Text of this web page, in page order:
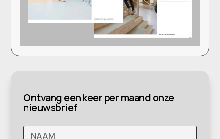
Ontvang een keer per maand onze
nieuwsbrief